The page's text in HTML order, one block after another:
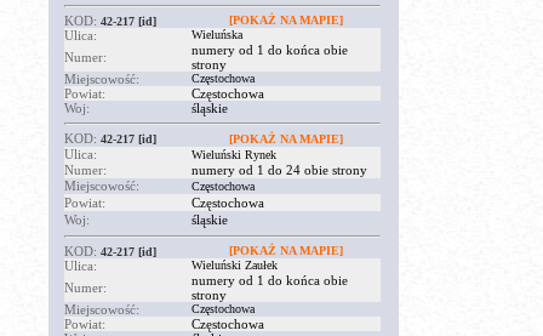
KOD: 42-217 [id] [POKAŻ NA MAPIE]
Ulica: Wieluńska
Numer:
numery od 1 do końca obie
strony
Miejscowość:
Częstochowa
Powiat:
Częstochowa
Woj:
śląskie
KOD: 42-217 [id] [POKAŻ NA MAPIE]
Ulica: Wieluński Rynek
Numer:
numery od 1 do 24 obie strony
Miejscowość:
Częstochowa
Powiat:
Częstochowa
Woj:
śląskie
KOD: 42-217 [id] [POKAŻ NA MAPIE]
Ulica: Wieluński Zaułek
Numer:
numery od 1 do końca obie
strony
Miejscowość:
Częstochowa
Powiat:
Częstochowa